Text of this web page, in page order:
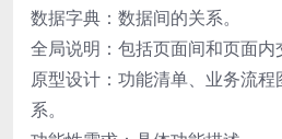
数据字典：数据间的关系。
全局说明：包括页面间和页面内
原型设计：功能清单、业务流
系。